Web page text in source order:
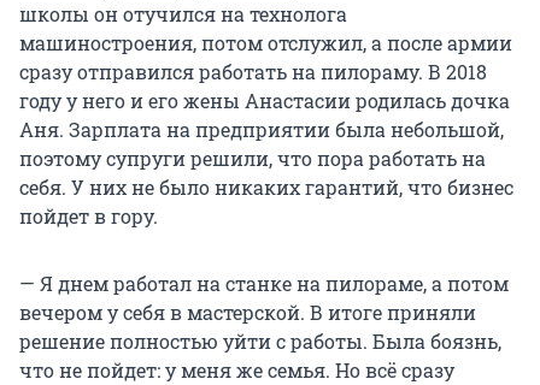
школы он отучился на технолога
машиностроения, потом отслужил, а после армии
сразу отправился работать на пилораму. В 2018
году у него и его жены Анастасии родилась дочка
Аня. Зарплата на предприятии была небольшой,
поэтому супруги решили, что пора работать на
себя. У них не было никаких гарантий, что бизнес
пойдет в гору.
— Я днем работал на станке на пилораме, а потом
вечером у себя в мастерской. В итоге приняли
решение полностью уйти с работы. Была боязнь,
что не пойдет: у меня же семья. Но всё сразу